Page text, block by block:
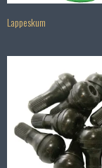
Lappeskum